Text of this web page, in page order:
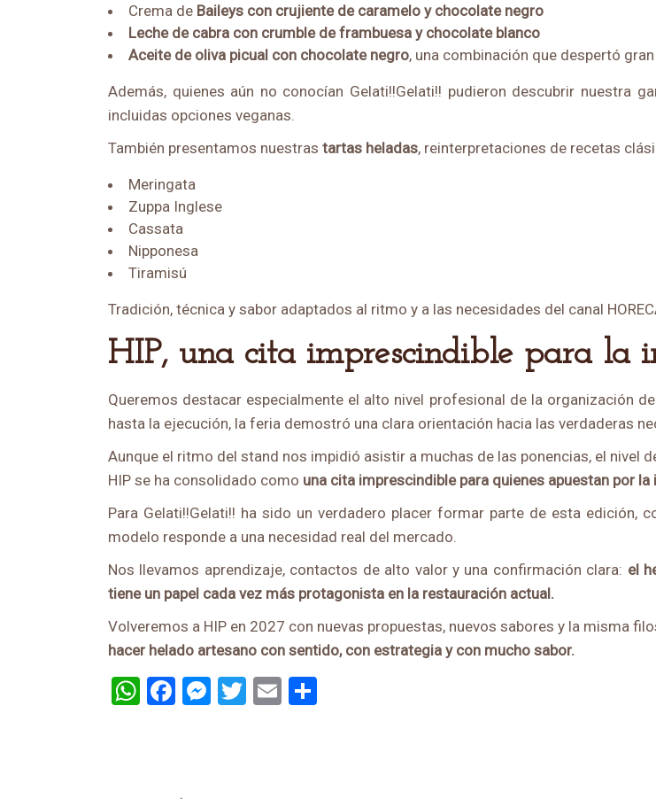
Crema de Baileys con crujiente de caramelo y chocolate negro
Leche de cabra con crumble de frambuesa y chocolate blanco
Aceite de oliva picual con chocolate negro, una combinación que despertó
Además, quienes aún no conocían Gelati!!Gelati!! pudieron descubrir nuestra
incluidas opciones veganas.
También presentamos nuestras tartas heladas, reinterpretaciones de recetas
Meringata
Zuppa Inglese
Cassata
Nipponesa
Tiramisú
Tradición, técnica y sabor adaptados al ritmo y a las necesidades del canal
HIP, una cita imprescindible para la
Queremos destacar especialmente el alto nivel profesional de la organización
hasta la ejecución, la feria demostró una clara orientación hacia las verdaderas
Aunque el ritmo del stand nos impidió asistir a muchas de las ponencias, el
HIP se ha consolidado como una cita imprescindible para quienes apuestan por la
Para Gelati!!Gelati!! ha sido un verdadero placer formar parte de esta
modelo responde a una necesidad real del mercado.
Nos llevamos aprendizaje, contactos de alto valor y una confirmación clara: el
tiene un papel cada vez más protagonista en la restauración actual.
Volveremos a HIP en 2027 con nuevas propuestas, nuevos sabores y la misma
hacer helado artesano con sentido, con estrategia y con mucho sabor.
WhatsApp
Facebook
Messenger
Twitter
Email